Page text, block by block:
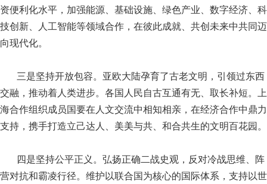
资便利化水平，加强能源、基础设施、绿色产业、数字经济、科
技创新、人工智能等领域合作，在彼此成就、共创未来中共同迈
向现代化。
三是坚持开放包容。亚欧大陆孕育了古老文明，引领过东西
交融，推动着人类进步。各国人民自古互通有无、取长补短。上
海合作组织成员国要在人文交流中相知相亲，在经济合作中鼎力
支持，携手打造立己达人、美美与共、和合共生的文明百花园。
四是坚持公平正义。弘扬正确二战史观，反对冷战思维、阵
营对抗和霸凌行径。维护以联合国为核心的国际体系，支持以世